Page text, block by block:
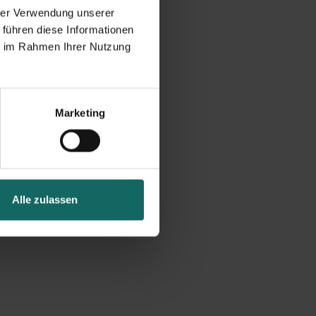
Verwendung unserer
diese Informationen
Rahmen Ihrer Nutzung
Marketing
Alle zulassen